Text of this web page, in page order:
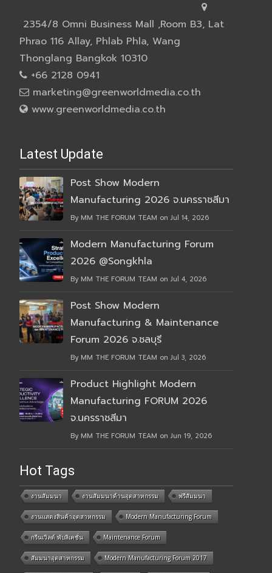
2354/8 Omni Business Mall ,Room B3, Lat
Phrao 116 Allay, Phlab Phla, Wang
Thonglang Bangkok 10310
+66 2128 0941
marketing@greenworldmedia.co.th
www.greenworldmedia.co.th
Latest Update
Post Show Modern
Manufacturing 2026 จ.นครราชสีมา
By MM THE FORUM TEAM on Jul 14, 2026
Modern Manufacturing Forum
2026 @Songkhla
By MM THE FORUM TEAM on Jul 4, 2026
Post Show Modern
Manufacturing & Maintenance
Forum 2026 จ.ชลบุรี
By MM THE FORUM TEAM on Jul 3, 2026
Product Highlight Modern
Manufacturing FORUM 2026
จ.นครราชสีมา
By MM THE FORUM TEAM on Jun 19, 2026
Hot Tags
งานสัมมนา งานสัมมนาด้านอุตสาหกรรม ฟรีสัมมนา
งานแสดงสินค้าอุตสาหกรรม Modern Manufacturing Forum
กรีนเวิลด์ พับลิเคชั่น Maintenance Forum
สัมมนาอุตสาหกรรม Modern Manufacturing Forum 2017